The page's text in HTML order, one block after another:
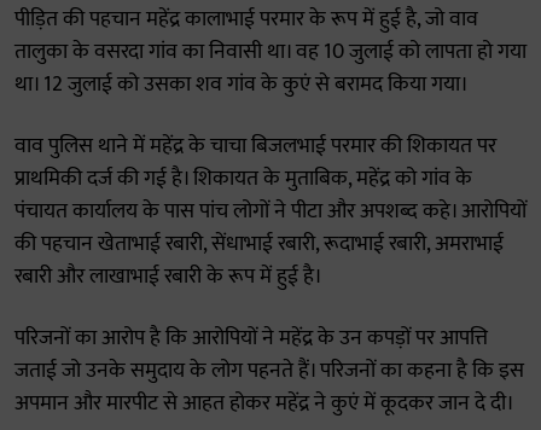
पीड़ित की पहचान महेंद्र कालाभाई परमार के रूप में हुई है, जो वाव
तालुका के वसरदा गांव का निवासी था। वह 10 जुलाई को लापता हो गया
था। 12 जुलाई को उसका शव गांव के कुएं से बरामद किया गया।
वाव पुलिस थाने में महेंद्र के चाचा बिजलभाई परमार की शिकायत पर
प्राथमिकी दर्ज की गई है। शिकायत के मुताबिक, महेंद्र को गांव के
पंचायत कार्यालय के पास पांच लोगों ने पीटा और अपशब्द कहे। आरोपियों
की पहचान खेताभाई रबारी, सेंधाभाई रबारी, रूदाभाई रबारी, अमराभाई
रबारी और लाखाभाई रबारी के रूप में हुई है।
परिजनों का आरोप है कि आरोपियों ने महेंद्र के उन कपड़ों पर आपत्ति
जताई जो उनके समुदाय के लोग पहनते हैं। परिजनों का कहना है कि इस
अपमान और मारपीट से आहत होकर महेंद्र ने कुएं में कूदकर जान दे दी।